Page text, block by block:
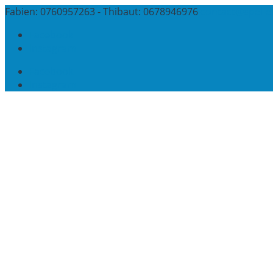
Fabien: 0760957263 - Thibaut: 0678946976